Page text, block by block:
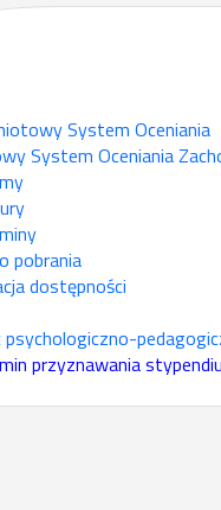
System Oceniania
System Oceniania
pobrania
dostępności
psychologiczno-
przyznawania